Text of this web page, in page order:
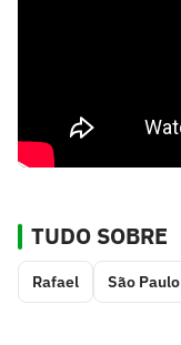
TUDO SOBRE
Rafael São Paulo